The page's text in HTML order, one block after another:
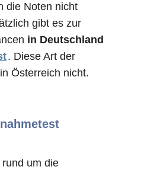
die Noten nicht
gibt es zur
in Deutschland
. Diese Art der
Österreich nicht.
um die